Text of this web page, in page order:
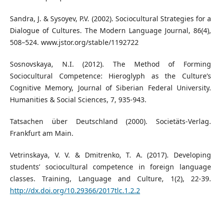
Sandra, J. & Sysoyev, P.V. (2002). Sociocultural Strategies for a
Dialogue of Cultures. The Modern Language Journal, 86(4),
508–524. www.jstor.org/stable/1192722
Sosnovskaya, N.I. (2012). The Method of Forming
Sociocultural Competence: Hieroglyph as the Culture’s
Cognitive Memory, Journal of Siberian Federal University.
Humanities & Social Sciences, 7, 935-943.
Tatsachen über Deutschland (2000). Societäts-Verlag.
Frankfurt am Main.
Vetrinskaya, V. V. & Dmitrenko, T. A. (2017). Developing
students’ sociocultural competence in foreign language
classes. Training, Language and Culture, 1(2), 22-39.
http://dx.doi.org/10.29366/2017tlc.1.2.2